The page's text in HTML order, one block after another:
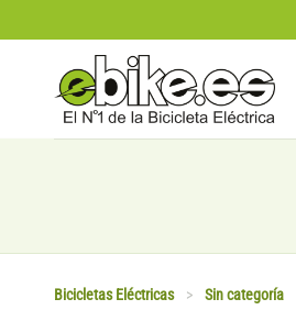
al
contenido
Bicicletas Eléctricas > Sin categoría